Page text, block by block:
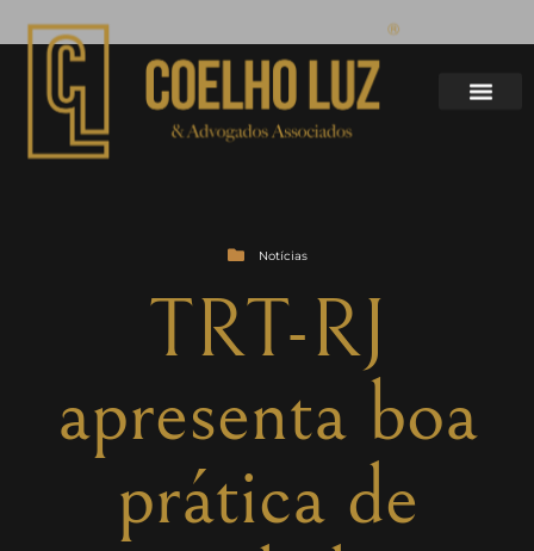
Notícias
TRT-RJ
apresenta boa
prática de